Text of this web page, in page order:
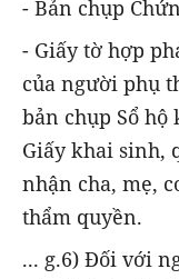
- Bản chụp
- Giấy tờ hợp
của người phụ
bản chụp Sổ hộ
Giấy khai sinh,
nhận cha, mẹ,
thẩm quyền.
... g.6) Đối với